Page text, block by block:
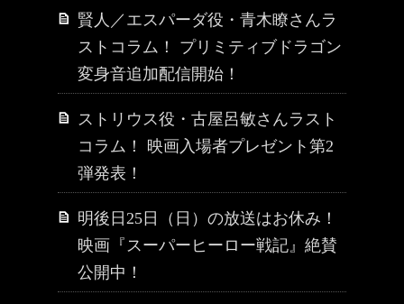
賢人／エスパーダ役・青木瞭さんラ
ストコラム！ プリミティブドラゴン
変身音追加配信開始！
ストリウス役・古屋呂敏さんラスト
コラム！ 映画入場者プレゼント第2
弾発表！
明後日25日（日）の放送はお休み！
映画『スーパーヒーロー戦記』絶賛
公開中！